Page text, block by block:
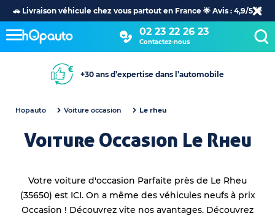
🚗 Livraison véhicule chez vous partout en France 🌟 Avis : 4,9/5 🌟
02 23 22 26 23
Contactez-nous
+30 ans d’expertise dans l’automobile
Hopauto Voiture occasion Le rheu
Voiture Occasion Le Rheu
Votre voiture d'occasion Parfaite près de Le Rheu
(35650) est ICI. On a même des véhicules neufs à prix
Occasion ! Découvrez vite nos avantages. Découvrez